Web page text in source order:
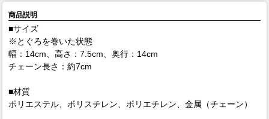
商品説明
■サイズ
※とぐろを巻いた状態
幅：14cm、高さ：7.5cm、奥行：14cm
チェーン長さ：約7cm
■材質
ポリエステル、ポリスチレン、ポリエチレン、金属（チェーン）